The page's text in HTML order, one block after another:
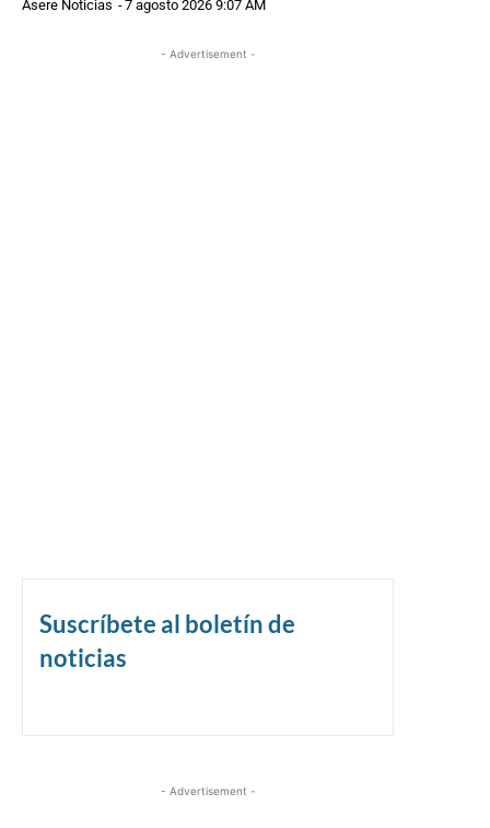
Asere Noticias -7 agosto 2026 9:07 AM
- Advertisement -
Suscríbete al boletín de
noticias
- Advertisement -